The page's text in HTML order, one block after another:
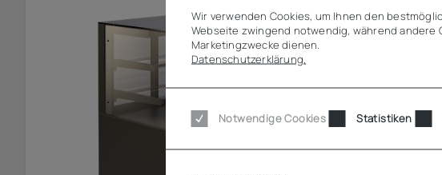
Wir verwenden Cookies, um Ihnen den
Webseite zwingend notwendig, während
Marketingzwecke dienen.
Datenschutzerklärung.
Notwendige Cookies Statistiken